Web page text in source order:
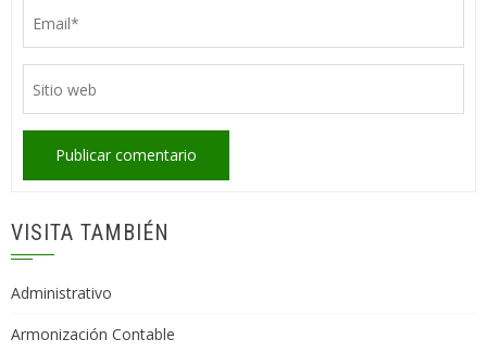
VISITA TAMBIÉN
Administrativo
Armonización Contable